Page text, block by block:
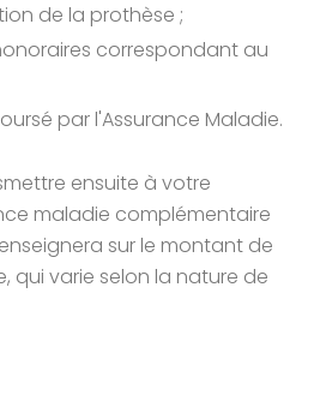
de la prothèse ;
correspondant au
par l'Assurance Maladie.
ensuite à votre
maladie complémentaire
sur le montant de
qui varie selon la nature de